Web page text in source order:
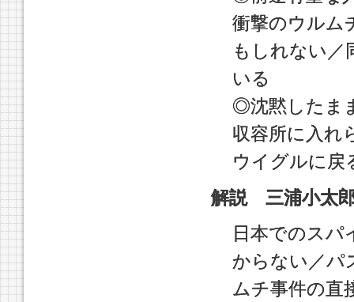
衝撃のウルム
もしれない／
いる
◎沈黙したま
収容所に入れ
ウイグルに戻
解説 三浦小太
日本でのスパ
からない／パ
ムチ事件の直